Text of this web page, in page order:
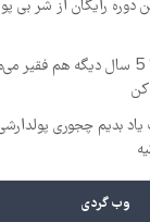
دوره رایگان از شر بی
این دوره رو نبینی، تا 5 سال دیگه هم
کن
بدیم چجوری
وب گردی